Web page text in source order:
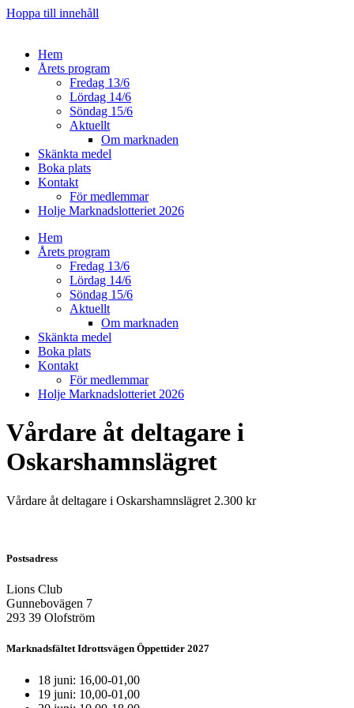
Hoppa till innehåll
Hem
Årets program
Fredag 13/6
Lördag 14/6
Söndag 15/6
Aktuellt
Om marknaden
Skänkta medel
Boka plats
Kontakt
För medlemmar
Holje Marknadslotteriet 2026
Hem
Årets program
Fredag 13/6
Lördag 14/6
Söndag 15/6
Aktuellt
Om marknaden
Skänkta medel
Boka plats
Kontakt
För medlemmar
Holje Marknadslotteriet 2026
Vårdare åt deltagare i
Oskarshamnslägret
Vårdare åt deltagare i Oskarshamnslägret 2.300 kr
Postsadress
Lions Club
Gunnebovägen 7
293 39 Olofström
Marknadsfältet Idrottsvägen Öppettider 2027
18 juni: 16,00-01,00
19 juni: 10,00-01,00